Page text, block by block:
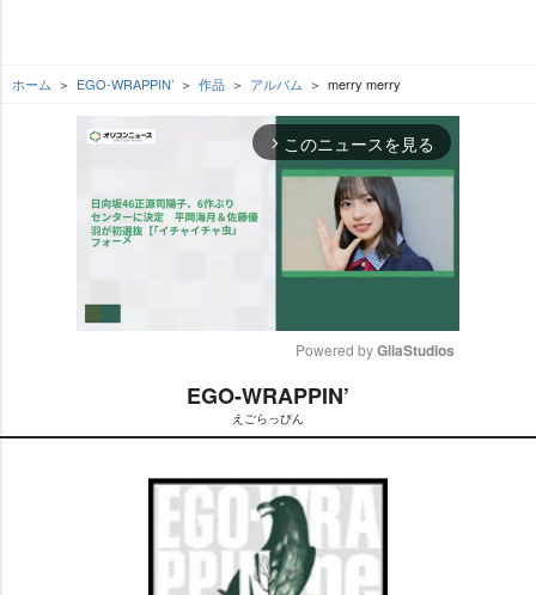
ホーム EGO-WRAPPIN’ 作品 アルバム merry merry
arrow_forward_ios このニュースを見る
t
Powered by GliaStudios
EGO-WRAPPIN’
えごらっぴん